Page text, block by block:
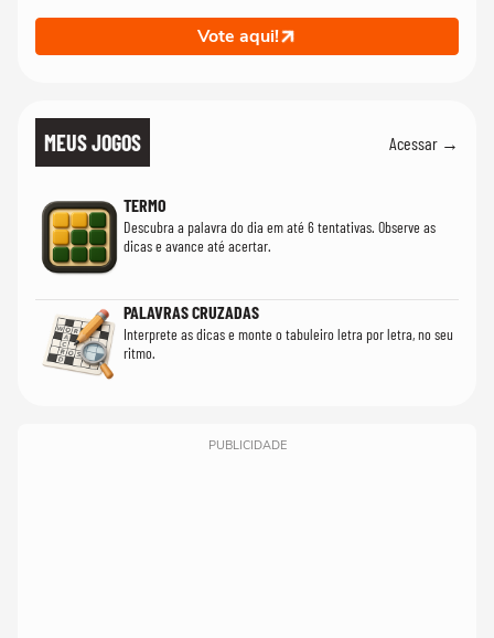
Vote aqui!
MEUS JOGOS Acessar →
TERMO
Descubra a palavra do dia em até 6 tentativas. Observe as
dicas e avance até acertar.
PALAVRAS CRUZADAS
Interprete as dicas e monte o tabuleiro letra por letra, no seu
ritmo.
PUBLICIDADE